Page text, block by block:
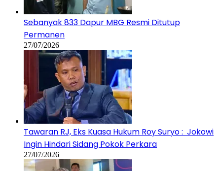
Sebanyak 833 Dapur MBG Resmi Ditutup
Permanen
27/07/2026
Tawaran RJ, Eks Kuasa Hukum Roy Suryo : Jokowi
Ingin Hindari Sidang Pokok Perkara
27/07/2026